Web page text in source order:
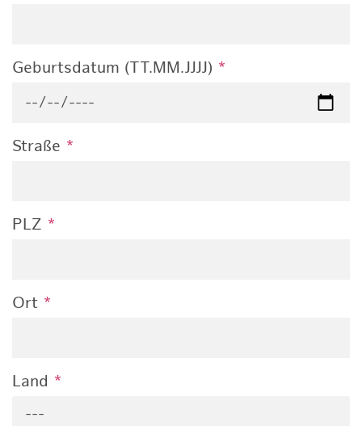
Geburtsdatum (TT.MM.JJJJ) *
Straße *
PLZ *
Ort *
Land *
---